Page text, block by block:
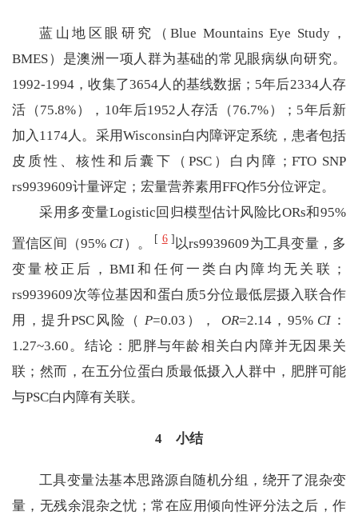
蓝山地区眼研究（Blue Mountains Eye Study，
BMES）是澳洲一项人群为基础的常见眼病纵向研究。
1992-1994，收集了3654人的基线数据；5年后2334人存
活（75.8%），10年后1952人存活（76.7%）；5年后新
加入1174人。采用Wisconsin白内障评定系统，患者包括
皮质性、核性和后囊下（PSC）白内障；FTO SNP
rs9939609计量评定；宏量营养素用FFQ作5分位评定。
采用多变量Logistic回归模型估计风险比ORs和95%
置信区间（95% CI）。 [ 6 ] 以rs9939609为工具变量，多
变量校正后，BMI和任何一类白内障均无关联；
rs9939609次等位基因和蛋白质5分位最低层摄入联合作
用，提升PSC风险（ P=0.03）， OR=2.14，95% CI：
1.27~3.60。结论：肥胖与年龄相关白内障并无因果关
联；然而，在五分位蛋白质最低摄入人群中，肥胖可能
与PSC白内障有关联。
4 小结
工具变量法基本思路源自随机分组，绕开了混杂变
量，无残余混杂之忧；常在应用倾向性评分法之后，作